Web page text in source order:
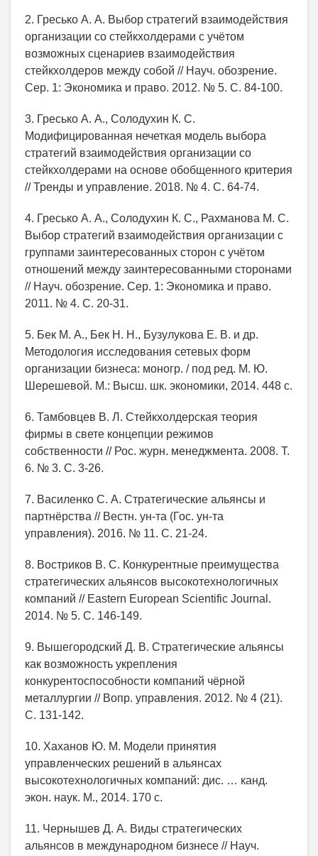
2. Гресько А. А. Выбор стратегий взаимодействия
организации со стейкхолдерами с учётом
возможных сценариев взаимодействия
стейкхолдеров между собой // Науч. обозрение.
Сер. 1: Экономика и право. 2012. № 5. С. 84-100.
3. Гресько А. А., Солодухин К. С.
Модифицированная нечеткая модель выбора
стратегий взаимодействия организации со
стейкхолдерами на основе обобщенного критерия
// Тренды и управление. 2018. № 4. С. 64-74.
4. Гресько А. А., Солодухин К. С., Рахманова М. С.
Выбор стратегий взаимодействия организации с
группами заинтересованных сторон с учётом
отношений между заинтересованными сторонами
// Науч. обозрение. Сер. 1: Экономика и право.
2011. № 4. С. 20-31.
5. Бек М. А., Бек Н. Н., Бузулукова Е. В. и др.
Методология исследования сетевых форм
организации бизнеса: моногр. / под ред. М. Ю.
Шерешевой. М.: Высш. шк. экономики, 2014. 448 с.
6. Тамбовцев В. Л. Стейкхолдерская теория
фирмы в свете концепции режимов
собственности // Рос. журн. менеджмента. 2008. Т.
6. № 3. С. 3-26.
7. Василенко С. А. Стратегические альянсы и
партнёрства // Вестн. ун-та (Гос. ун-та
управления). 2016. № 11. С. 21-24.
8. Востриков В. С. Конкурентные преимущества
стратегических альянсов высокотехнологичных
компаний // Eastern European Scientific Journal.
2014. № 5. С. 146-149.
9. Вышегородский Д. В. Стратегические альянсы
как возможность укрепления
конкурентоспособности компаний чёрной
металлургии // Вопр. управления. 2012. № 4 (21).
С. 131-142.
10. Хаханов Ю. М. Модели принятия
управленческих решений в альянсах
высокотехнологичных компаний: дис. … канд.
экон. наук. М., 2014. 170 с.
11. Чернышев Д. А. Виды стратегических
альянсов в международном бизнесе // Науч.